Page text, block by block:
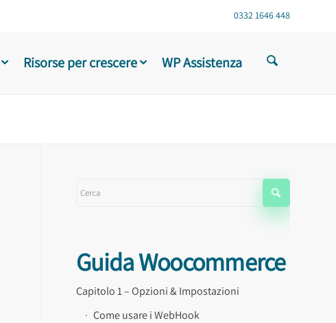
0332 1646 448
Risorse per crescere WP Assistenza
Guida Woocommerce
Capitolo 1 – Opzioni & Impostazioni
Come usare i WebHook